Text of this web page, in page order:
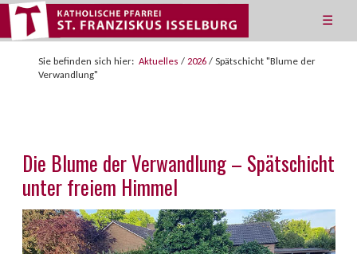
☰
Sie befinden sich hier: Aktuelles / 2026 / Spätschicht "Blume der
Verwandlung"
Die Blume der Verwandlung – Spätschicht
unter freiem Himmel